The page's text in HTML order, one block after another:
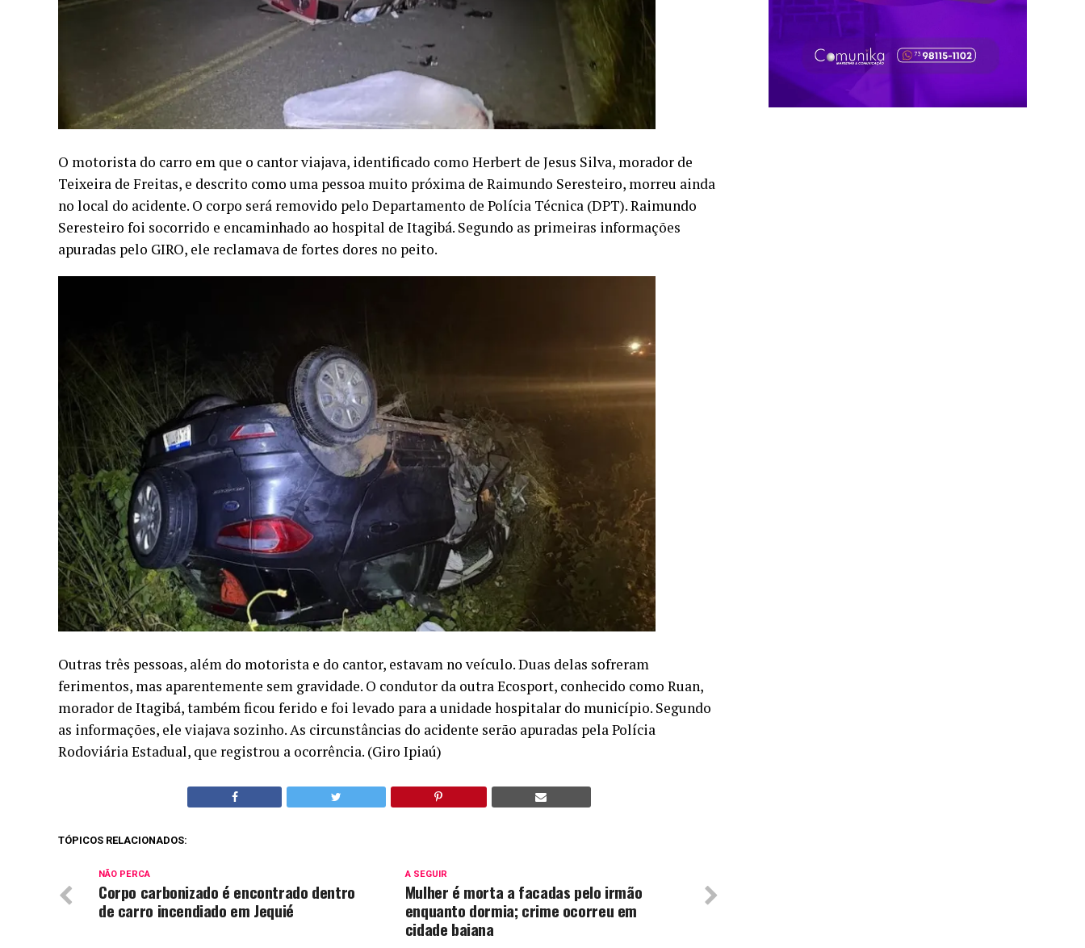
O motorista do carro em que o cantor viajava, identificado como Herbert de Jesus Silva, morador de
Teixeira de Freitas, e descrito como uma pessoa muito próxima de Raimundo Seresteiro, morreu ainda
no local do acidente. O corpo será removido pelo Departamento de Polícia Técnica (DPT). Raimundo
Seresteiro foi socorrido e encaminhado ao hospital de Itagibá. Segundo as primeiras informações
apuradas pelo GIRO, ele reclamava de fortes dores no peito.
Outras três pessoas, além do motorista e do cantor, estavam no veículo. Duas delas sofreram
ferimentos, mas aparentemente sem gravidade. O condutor da outra Ecosport, conhecido como Ruan,
morador de Itagibá, também ficou ferido e foi levado para a unidade hospitalar do município. Segundo
as informações, ele viajava sozinho. As circunstâncias do acidente serão apuradas pela Polícia
Rodoviária Estadual, que registrou a ocorrência. (Giro Ipiaú)
TÓPICOS RELACIONADOS:
A SEGUIR
Mulher é morta a facadas pelo irmão
enquanto dormia; crime ocorreu em
cidade baiana
NÃO PERCA
Corpo carbonizado é encontrado dentro
de carro incendiado em Jequié